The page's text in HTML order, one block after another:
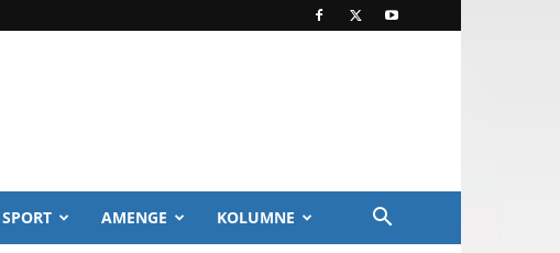
SPORT AMENGE KOLUMNE